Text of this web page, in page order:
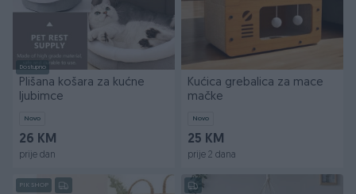
Dostupno
Plišana košara za kućne
ljubimce
Novo
26 KM
prije dan
Kućica grebalica za mace
mačke
Novo
25 KM
prije 2 dana
PIK SHOP